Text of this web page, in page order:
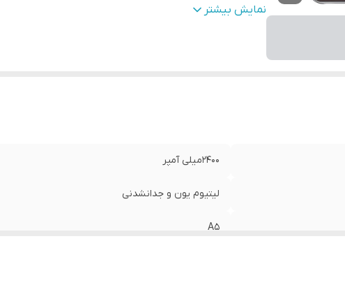
گارانتی : ۶ماه(حتی بادکردگی)
نمایش بیشتر
۲۴۰۰میلی آمپر
لیتیوم یون و جدانشدنی
A5